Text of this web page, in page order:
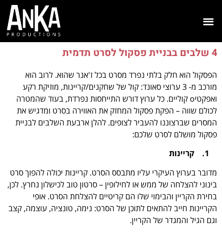
4 שלבים בבניית פסקול לסרט תדמית
הפסקול הוא חלק בלתי נפרד מסרט בכל ז'אנר שהוא. לרוב הוא
מורכב מ- 3 ערוצי סאונד: קול של שחקנים/קריינות, מוזיקת רקע
ואפקטיo קוליים. כל ערוץ דורש התייחסות נפרדת, בעוד שהמטרה
לכולם שווה – הפקת פסקול המחזק את האווירה בסרט ומדגיש את
המסרים שברצוננו להעביר לצופים. להלן ארבעת השלבים לבניית
פסקול מושלם לסרט שלכם:
קריינות
מדובר בערוץ העיקרי עליו מתבסס הסרט. קריינות יכולה להפוך סרט
בינוני להצלחה של ממש או לחילופין – סרטון טוב לכישלון נחרץ. לכן,
בחירת הקריין והבימוי שלו הם קריטיים להצלחת הסרט. אופי
הקריינות חייב להתאים לתוכן של הסרט: נימה, טונציה, עוצמה, קצב
וגם הגיל והמגדר של הקריין.